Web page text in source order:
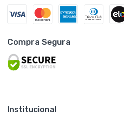
Compra Segura
Institucional